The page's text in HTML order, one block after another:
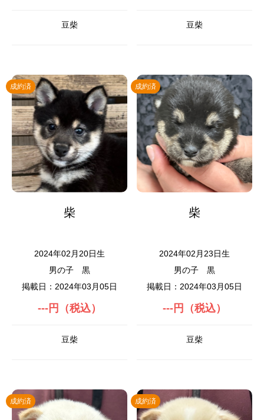
豆柴 豆柴
成約済
柴
2024年02月20日生
男の子
黒
掲載日：2024年03月05日
---円（税込）
豆柴
成約済
柴
2024年02月23日生
男の子
黒
掲載日：2024年03月05日
---円（税込）
豆柴
成約済 成約済